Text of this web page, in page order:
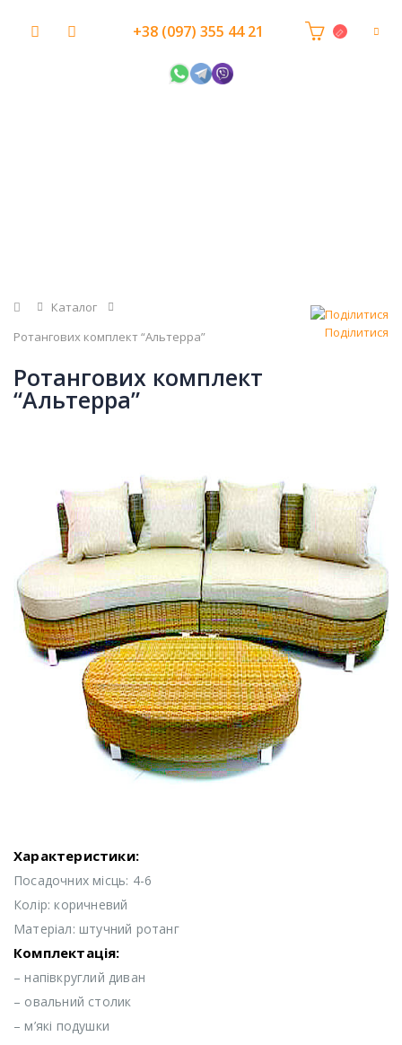
+38 (097) 355 44 21
Головна
Каталог
Ротангових комплект “Альтерра”
Поділитися
Ротангових комплект
“Альтерра”
Характеристики:
Посадочних місць: 4-6
Колір: коричневий
Матеріал: штучний ротанг
Комплектація:
– напівкруглий диван
– овальний столик
– м’які подушки